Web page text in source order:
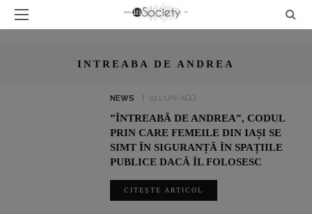
INTREABA DE ANDREA
NEWS 10 LUNI AGO
”ÎNTREABĂ DE ANDREA”, CODUL
PRIN CARE FEMEILE DIN IAȘI SE
SIMT ÎN SIGURANȚĂ ÎN SPAȚIILE
PUBLICE DACĂ ÎL FOLOSESC
CITEȘTE ARTICOL